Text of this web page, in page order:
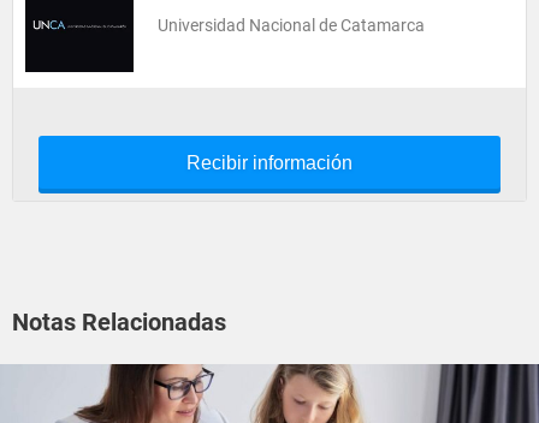
Universidad Nacional de Catamarca
Recibir información
Notas Relacionadas